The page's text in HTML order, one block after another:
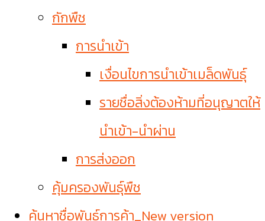
กักพืช
การนำเข้า
เงื่อนไขการนำเข้าเมล็ดพันธุ์
รายชื่อสิ่งต้องห้ามที่อนุญาตให้
นำเข้า-นำผ่าน
การส่งออก
คุ้มครองพันธุ์พืช
ค้นหาชื่อพันธุ์การค้า_New version